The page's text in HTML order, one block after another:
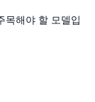
목해야 할 모델입